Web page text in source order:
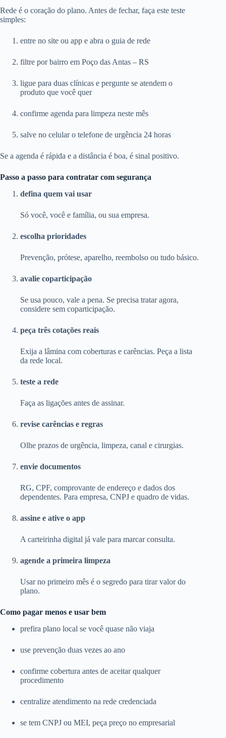
Rede é o coração do plano. Antes de fechar, faça este teste
simples:
entre no site ou app e abra o guia de rede
filtre por bairro em Poço das Antas – RS
ligue para duas clínicas e pergunte se atendem o
produto que você quer
confirme agenda para limpeza neste mês
salve no celular o telefone de urgência 24 horas
Se a agenda é rápida e a distância é boa, é sinal positivo.
Passo a passo para contratar com segurança
defina quem vai usar
Só você, você e família, ou sua empresa.
escolha prioridades
Prevenção, prótese, aparelho, reembolso ou tudo básico.
avalie coparticipação
Se usa pouco, vale a pena. Se precisa tratar agora,
considere sem coparticipação.
peça três cotações reais
Exija a lâmina com coberturas e carências. Peça a lista
da rede local.
teste a rede
Faça as ligações antes de assinar.
revise carências e regras
Olhe prazos de urgência, limpeza, canal e cirurgias.
envie documentos
RG, CPF, comprovante de endereço e dados dos
dependentes. Para empresa, CNPJ e quadro de vidas.
assine e ative o app
A carteirinha digital já vale para marcar consulta.
agende a primeira limpeza
Usar no primeiro mês é o segredo para tirar valor do
plano.
Como pagar menos e usar bem
prefira plano local se você quase não viaja
use prevenção duas vezes ao ano
confirme cobertura antes de aceitar qualquer
procedimento
centralize atendimento na rede credenciada
se tem CNPJ ou MEI, peça preço no empresarial